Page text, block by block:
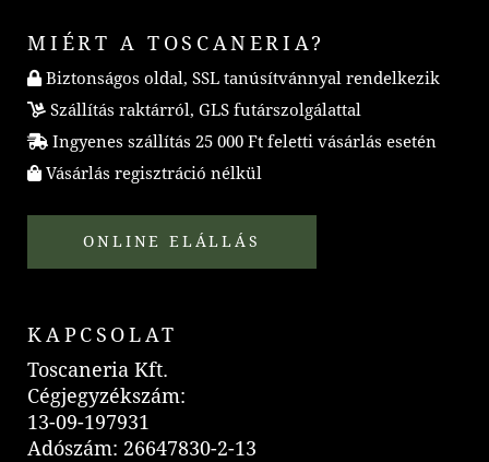
MIÉRT A TOSCANERIA?
Biztonságos oldal, SSL tanúsítvánnyal rendelkezik
Szállítás raktárról, GLS futárszolgálattal
Ingyenes szállítás 25 000 Ft feletti vásárlás esetén
Vásárlás regisztráció nélkül
ONLINE ELÁLLÁS
KAPCSOLAT
Toscaneria Kft.
Cégjegyzékszám:
13-09-197931
Adószám: 26647830-2-13